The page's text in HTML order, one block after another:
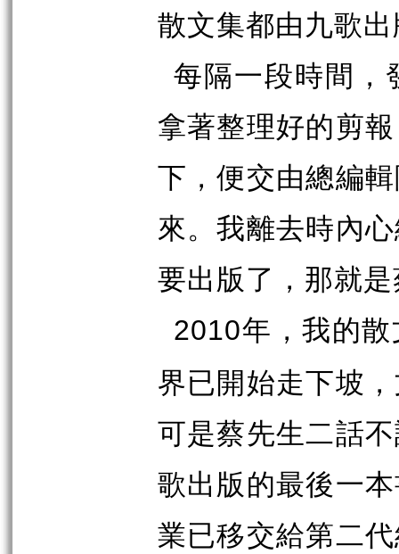
散文集都由九歌
每隔一段時間，
拿著整理好的剪
下，便交由總編
來。我離去時內
要出版了，那就
2010年，我的
界已開始走下坡
可是蔡先生二話
歌出版的最後一
業已移交給第二